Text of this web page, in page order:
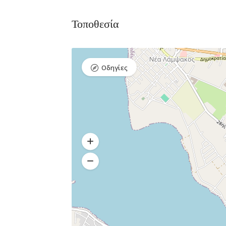
Τοποθεσία
Οδηγίες